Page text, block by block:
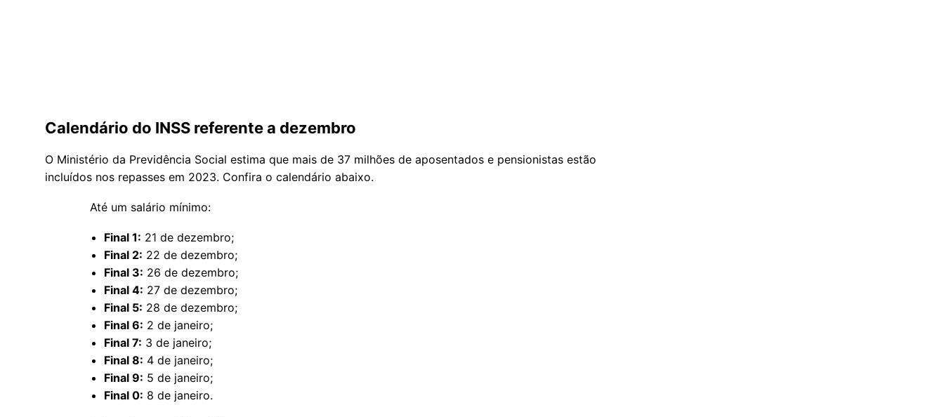
Calendário do INSS referente a dezembro
O Ministério da Previdência Social estima que mais de 37 milhões de aposentados e pensionistas estão
incluídos nos repasses em 2023. Confira o calendário abaixo.
Até um salário mínimo:
Final 1: 21 de dezembro;
Final 2: 22 de dezembro;
Final 3: 26 de dezembro;
Final 4: 27 de dezembro;
Final 5: 28 de dezembro;
Final 6: 2 de janeiro;
Final 7: 3 de janeiro;
Final 8: 4 de janeiro;
Final 9: 5 de janeiro;
Final 0: 8 de janeiro.